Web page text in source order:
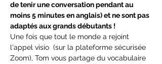
de tenir une conversation pendant au
moins 5 minutes en anglais) et ne sont pas
adaptés aux grands débutants !
Une fois que tout le monde a rejoint
l'appel visio  (sur la plateforme sécurisée
Zoom), Tom vous partage du vocabulaire